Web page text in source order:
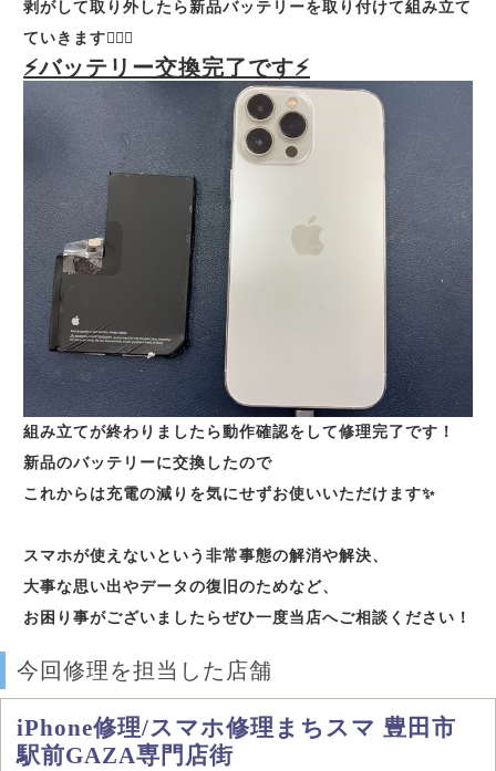
剥がして取り外したら新品バッテリーを取り付けて組み立て
ていきます🙆🏻‍♀️
⚡バッテリー交換完了です⚡
組み立てが終わりましたら動作確認をして修理完了です！
新品のバッテリーに交換したので
これからは充電の減りを気にせずお使いいただけます✨
スマホが使えないという非常事態の解消や解決、
大事な思い出やデータの復旧のためなど、
お困り事がございましたらぜひ一度当店へご相談ください！
今回修理を担当した店舗
iPhone修理/スマホ修理まちスマ 豊田市
駅前GAZA専門店街